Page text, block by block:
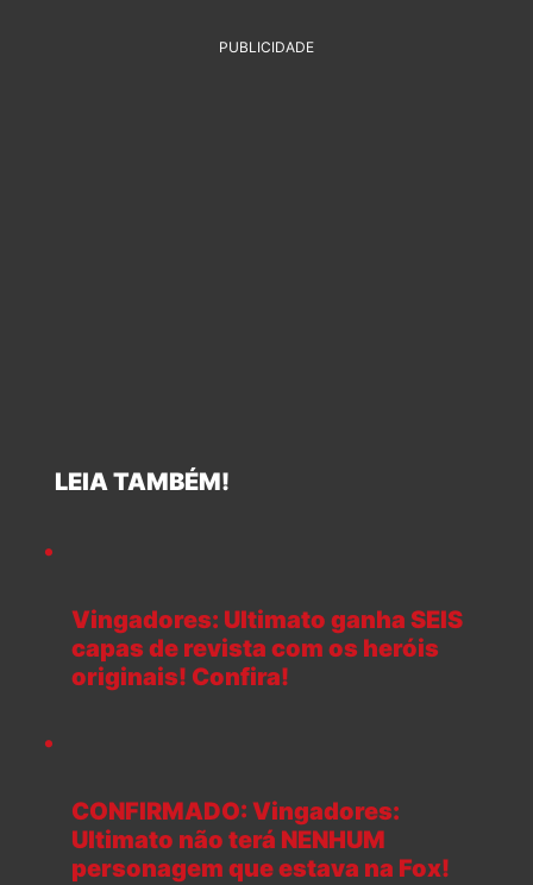
PUBLICIDADE
LEIA TAMBÉM!
Vingadores: Ultimato ganha SEIS
capas de revista com os heróis
originais! Confira!
CONFIRMADO: Vingadores:
Ultimato não terá NENHUM
personagem que estava na Fox!